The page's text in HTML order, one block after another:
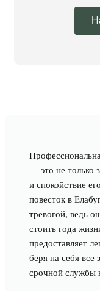
— это не только
и спокойствие
повесток в
тревогой, ведь
стоить года
предоставляет
беря на себя
срочной службы